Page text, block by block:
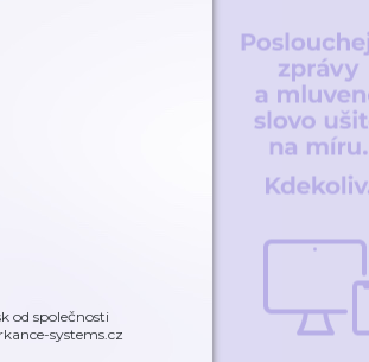
od společnosti
systems.cz